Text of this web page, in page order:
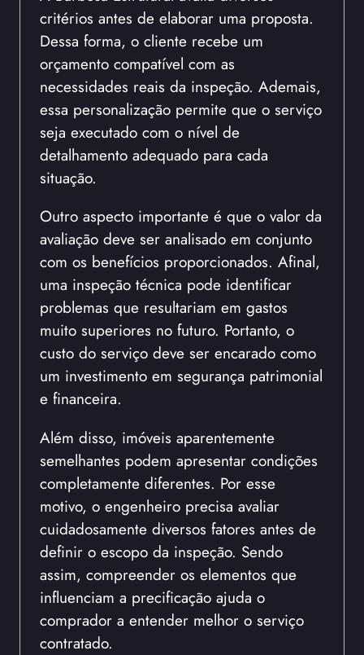
critérios antes de elaborar uma proposta.
Dessa forma, o cliente recebe um
orçamento compatível com as
necessidades reais da inspeção. Ademais,
essa personalização permite que o serviço
seja executado com o nível de
detalhamento adequado para cada
situação.
Outro aspecto importante é que o valor da
avaliação deve ser analisado em conjunto
com os benefícios proporcionados. Afinal,
uma inspeção técnica pode identificar
problemas que resultariam em gastos
muito superiores no futuro. Portanto, o
custo do serviço deve ser encarado como
um investimento em segurança patrimonial
e financeira.
Além disso, imóveis aparentemente
semelhantes podem apresentar condições
completamente diferentes. Por esse
motivo, o engenheiro precisa avaliar
cuidadosamente diversos fatores antes de
definir o escopo da inspeção. Sendo
assim, compreender os elementos que
influenciam a precificação ajuda o
comprador a entender melhor o serviço
contratado.